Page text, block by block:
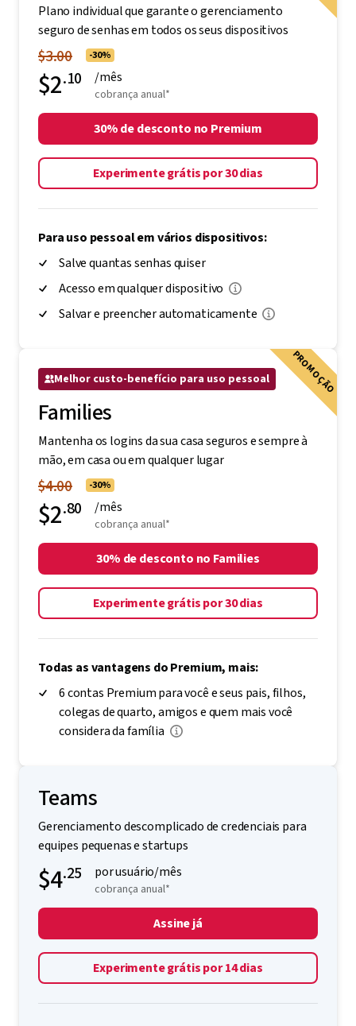
Plano individual que garante o gerenciamento
seguro de senhas em todos os seus dispositivos
$3.00 -30%
$2.10 /mês
cobrança anual*
30% de desconto no Premium
Experimente grátis por 30 dias
Para uso pessoal em vários dispositivos:
Salve quantas senhas quiser
Acesso em qualquer dispositivo
Salvar e preencher automaticamente
PROMOÇÃO
Melhor custo-benefício para uso pessoal
Families
Mantenha os logins da sua casa seguros e sempre à
mão, em casa ou em qualquer lugar
$4.00 -30%
$2.80 /mês
cobrança anual*
30% de desconto no Families
Experimente grátis por 30 dias
Todas as vantagens do Premium, mais:
6 contas Premium para você e seus pais, filhos,
colegas de quarto, amigos e quem mais você
considera da família
Teams
Gerenciamento descomplicado de credenciais para
equipes pequenas e startups
$4.25 por usuário/mês
cobrança anual*
Assine já
Experimente grátis por 14 dias